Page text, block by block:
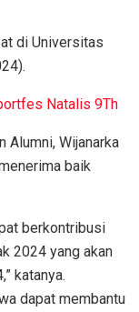
di Universitas
Natalis 9Th
Alumni, Wijanarka
baik
berkontribusi
2024 yang akan
katanya.
dapat membantu